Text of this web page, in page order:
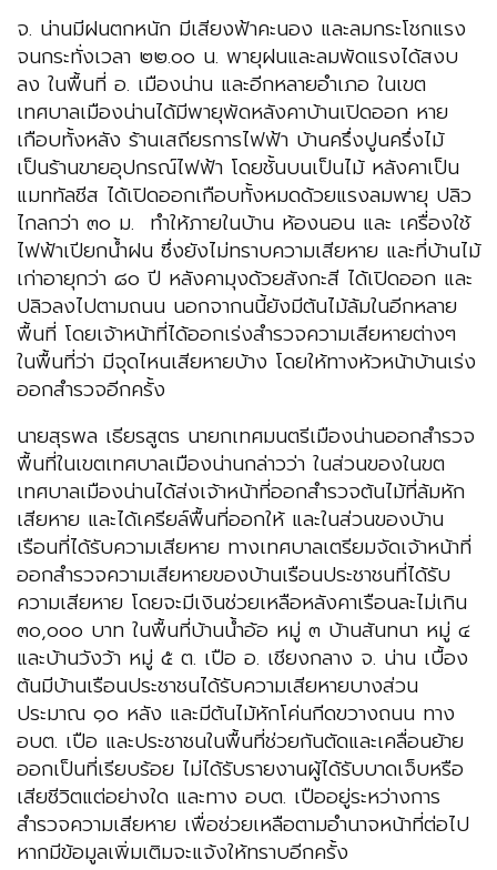
จ. น่านมีฝนตกหนัก มีเสียงฟ้าคะนอง และลมกระโชกแรง
จนกระทั่งเวลา ๒๒.๐๐ น. พายุฝนและลมพัดแรงได้สงบ
ลง ในพื้นที่ อ. เมืองน่าน และอีกหลายอำเภอ ในเขต
เทศบาลเมืองน่านได้มีพายุพัดหลังคาบ้านเปิดออก หาย
เกือบทั้งหลัง ร้านเสถียรการไฟฟ้า บ้านครึ่งปูนครึ่งไม้
เป็นร้านขายอุปกรณ์ไฟฟ้า โดยชั้นบนเป็นไม้ หลังคาเป็น
แมททัลชีส ได้เปิดออกเกือบทั้งหมดด้วยแรงลมพายุ ปลิว
ไกลกว่า ๓๐ ม. ทำให้ภายในบ้าน ห้องนอน และ เครื่องใช้
ไฟฟ้าเปียกน้ำฝน ซึ่งยังไม่ทราบความเสียหาย และที่บ้านไม้
เก่าอายุกว่า ๘๐ ปี หลังคามุงด้วยสังกะสี ได้เปิดออก และ
ปลิวลงไปตามถนน นอกจากนนี้ยังมีต้นไม้ล้มในอีกหลาย
พื้นที่ โดยเจ้าหน้าที่ได้ออกเร่งสำรวจความเสียหายต่างๆ
ในพื้นที่ว่า มีจุดไหนเสียหายบ้าง โดยให้ทางหัวหน้าบ้านเร่ง
ออกสำรวจอีกครั้ง
นายสุรพล เธียรสูตร นายกเทศมนตรีเมืองน่านออกสำรวจ
พื้นที่ในเขตเทศบาลเมืองน่านกล่าวว่า ในส่วนของในขต
เทศบาลเมืองน่านได้ส่งเจ้าหน้าที่ออกสำรวจต้นไม้ที่ล้มหัก
เสียหาย และได้เครียล์พื้นที่ออกให้ และในส่วนของบ้าน
เรือนที่ได้รับความเสียหาย ทางเทศบาลเตรียมจัดเจ้าหน้าที่
ออกสำรวจความเสียหายของบ้านเรือนประชาชนที่ได้รับ
ความเสียหาย โดยจะมีเงินช่วยเหลือหลังคาเรือนละไม่เกิน
๓๐,๐๐๐ บาท ในพื้นที่บ้านน้ำอ้อ หมู่ ๓ บ้านสันทนา หมู่ ๔
และบ้านวังว้า หมู่ ๕ ต. เปือ อ. เชียงกลาง จ. น่าน เบื้อง
ต้นมีบ้านเรือนประชาชนได้รับความเสียหายบางส่วน
ประมาณ ๑๐ หลัง และมีต้นไม้หักโค่นกีดขวางถนน ทาง
อบต. เปือ และประชาชนในพื้นที่ช่วยกันตัดและเคลื่อนย้าย
ออกเป็นที่เรียบร้อย ไม่ได้รับรายงานผู้ได้รับบาดเจ็บหรือ
เสียชีวิตแต่อย่างใด และทาง อบต. เปืออยู่ระหว่างการ
สำรวจความเสียหาย เพื่อช่วยเหลือตามอำนาจหน้าที่ต่อไป
หากมีข้อมูลเพิ่มเติมจะแจ้งให้ทราบอีกครั้ง